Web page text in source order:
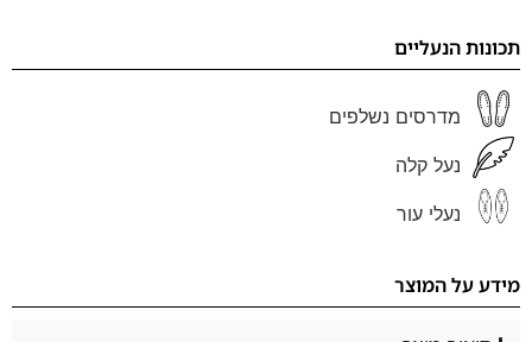
תכונות הנעליים
מדרסים נשלפים
נעל קלה
נעלי עור
מידע על המוצר